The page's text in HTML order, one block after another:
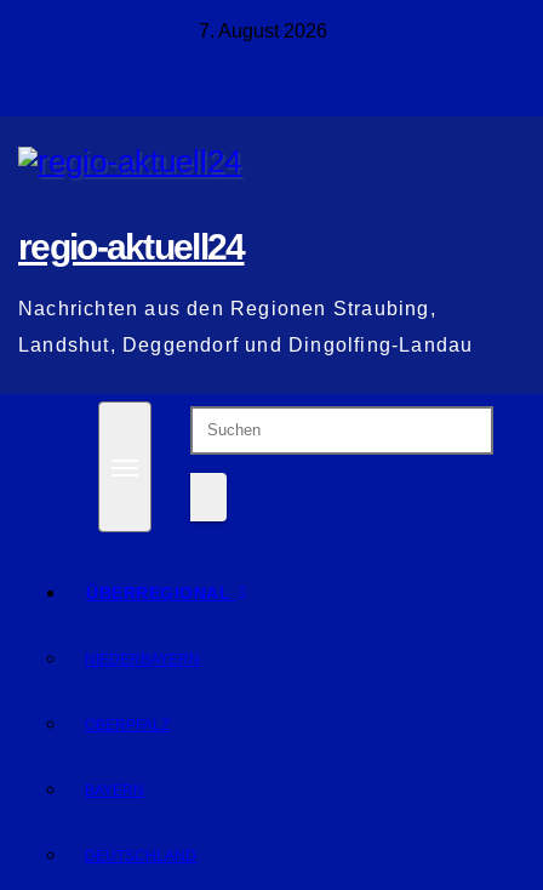
7. August 2026
regio-aktuell24
Nachrichten aus den Regionen Straubing,
Landshut, Deggendorf und Dingolfing-Landau
ÜBERREGIONAL
NIEDERBAYERN
OBERPFALZ
BAYERN
DEUTSCHLAND